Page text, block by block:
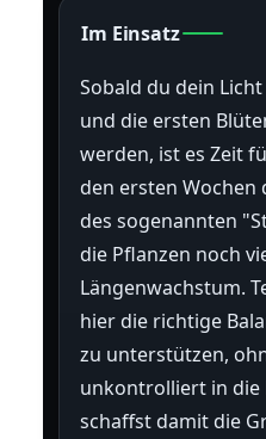
Im Einsatz
Sobald du dein
und die ersten
werden, ist es Zeit
den ersten Wochen
des sogenannten
die Pflanzen noch
Längenwachstum.
hier die richtige
zu unterstützen,
unkontrolliert in die
schaffst damit die